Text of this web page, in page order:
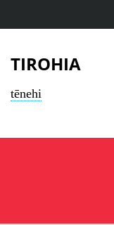
TIROHIA
tēnehi